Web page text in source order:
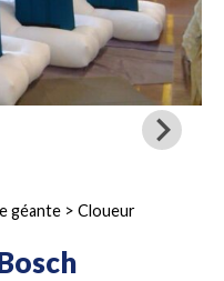
géante > Cloueur